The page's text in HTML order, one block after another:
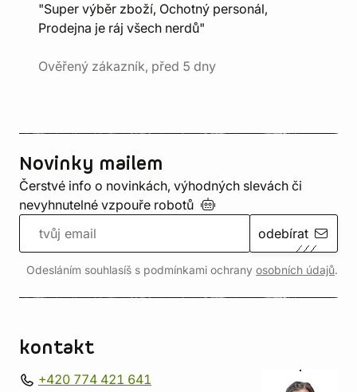
"Super výběr zboží, Ochotný personál,
Prodejna je ráj všech nerdů"
Ověřený zákazník, před 5 dny
Novinky mailem
Čerstvé info o novinkách, výhodných slevách či
nevyhnutelné vzpouře robotů
odebírat
Odesláním souhlasíš s podmínkami ochrany osobních údajů.
kontakt
+420 774 421 641